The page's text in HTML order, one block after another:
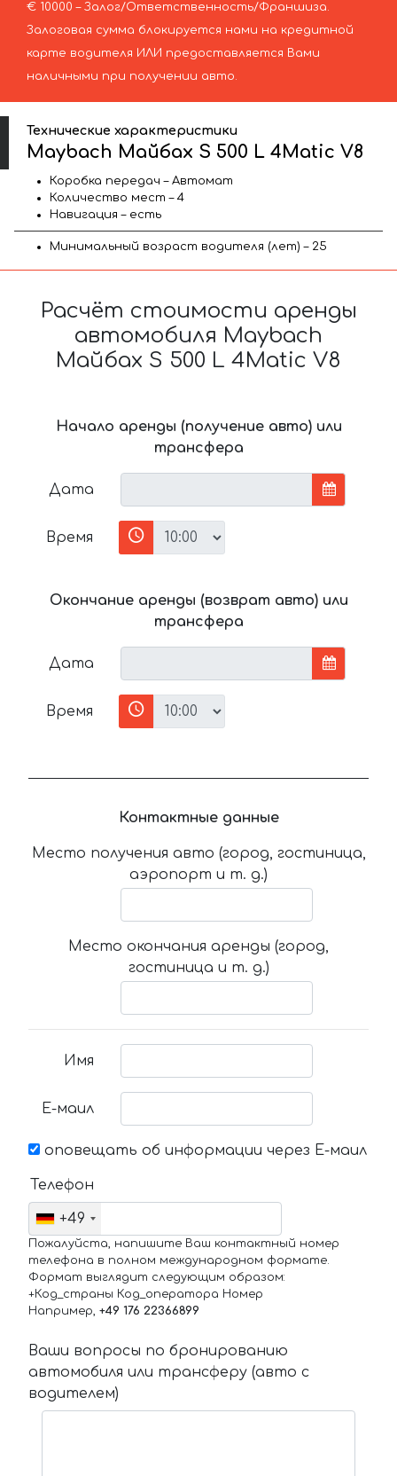
€ 10000 – Залог/Ответственность/Франшиза.
Залоговая сумма блокируется нами на кредитной
карте водителя ИЛИ предоставляется Вами
наличными при получении авто.
Технические характеристики
Maybach Майбах S 500 L 4Matic V8
Коробка передач – Автомат
Количество мест – 4
Навигация – есть
Минимальный возраст водителя (лет) – 25
Расчёт стоимости аренды
автомобиля Maybach
Майбах S 500 L 4Matic V8
Начало аренды (получение авто) или
трансфера
Дата
Время
Окончание аренды (возврат авто) или
трансфера
Дата
Время
Контактные данные
Место получения авто (город, гостиница,
аэропорт и т. д.)
Место окончания аренды (город,
гостиница и т. д.)
Имя
Е-маил
оповещать об информации через Е-маил
Телефон
+49
Пожалуйста, напишите Ваш контактный номер
телефона в полном международном формате.
Формат выглядит следующим образом:
+Код_страны Код_оператора Номер
Например, +49 176 22366899
Ваши вопросы по бронированию
автомобиля или трансферу (авто с
водителем)